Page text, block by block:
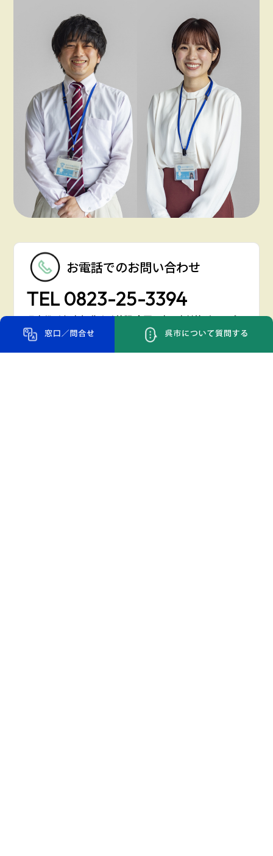
お電話でのお問い合わせ
TEL 0823-25-3394
呉市役所 都市部 住宅政策課 企画・空き家対策グループま
で
閉庁日土日祝/年末年始